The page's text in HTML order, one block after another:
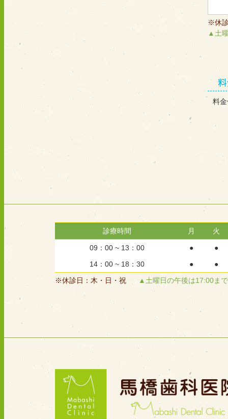
※休
▲土
料
診療時間 月 火
09：00 ~ 13：00 ●
●
14：00 ~ 18：30
●
●
※休診日：木・日・祝
▲土曜日の午後は17:00まで